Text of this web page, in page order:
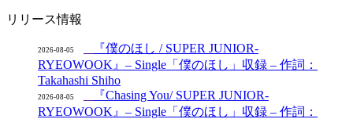
リリース情報
2026-08-05
『僕のほし / SUPER JUNIOR-
RYEOWOOK』– Single「僕のほし」収録 – 作詞：
Takahashi Shiho
2026-08-05
『Chasing You/ SUPER JUNIOR-
RYEOWOOK』– Single「僕のほし」収録 – 作詞：